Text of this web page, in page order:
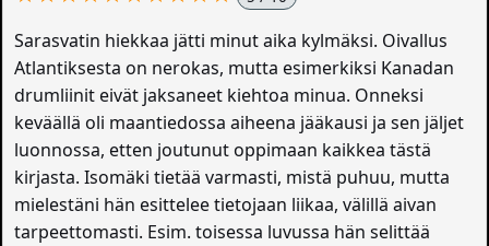
Sarasvatin hiekkaa jätti minut aika kylmäksi. Oivallus
Atlantiksesta on nerokas, mutta esimerkiksi Kanadan
drumliinit eivät jaksaneet kiehtoa minua. Onneksi
keväällä oli maantiedossa aiheena jääkausi ja sen jäljet
luonnossa, etten joutunut oppimaan kaikkea tästä
kirjasta. Isomäki tietää varmasti, mistä puhuu, mutta
mielestäni hän esittelee tietojaan liikaa, välillä aivan
tarpeettomasti. Esim. toisessa luvussa hän selittää